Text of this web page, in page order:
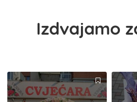
Izdvajamo